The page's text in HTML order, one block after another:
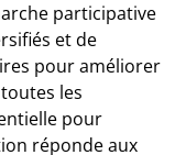
participative
et de
pour améliorer
les
pour
réponde aux